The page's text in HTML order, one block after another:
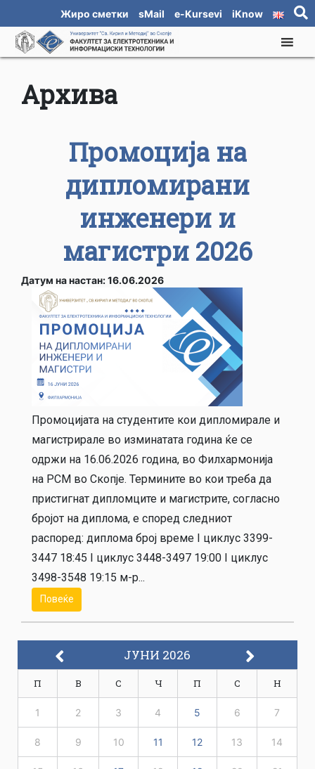
Жиро сметки sMail e-Kursevi iKnow
Архива
Промоција на
дипломирани
инженери и
магистри 2026
Датум на настан: 16.06.2026
Промоцијата на студентите кои дипломирале и
магистрирале во изминатата година ќе се
одржи на 16.06.2026 година, во Филхармонија
на РСМ во Скопје. Термините во кои треба да
пристигнат дипломците и магистрите, согласно
бројот на диплома, е според следниот
распоред: диплома брoj време I циклус 3399-
3447 18:45 I циклус 3448-3497 19:00 I циклус
3498-3548 19:15 м-р...
Повеќе
ЈУНИ 2026
П В С Ч П С Н
1 2 3 4 5 6 7
8 9 10 11 12 13 14